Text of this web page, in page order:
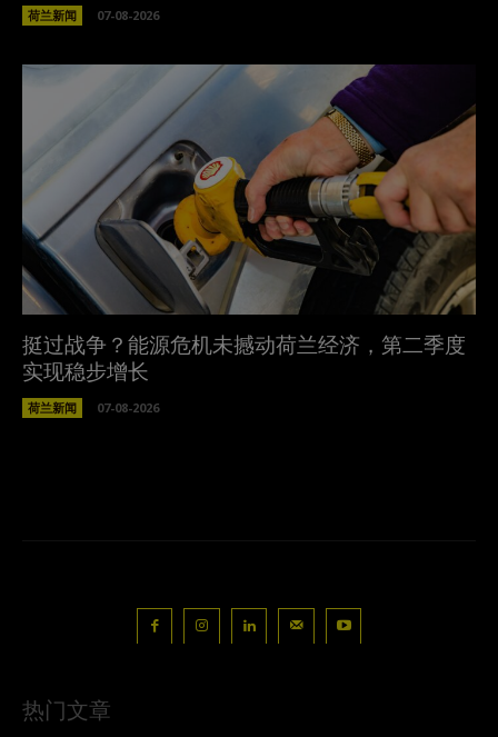
荷兰新闻 07-08-2026
挺过战争？能源危机未撼动荷兰经济，第二季度
实现稳步增长
荷兰新闻 07-08-2026
热门文章